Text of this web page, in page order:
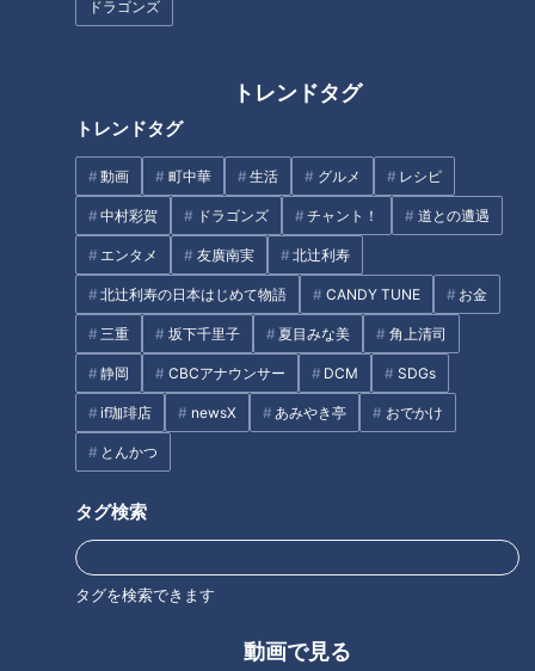
ドラゴンズ
トレンドタグ
トレンドタグ
動画 町中華 生活 グルメ レシピ
中村彩賀 ドラゴンズ チャント！ 道との遭遇
エンタメ 友廣南実 北辻利寿
北辻利寿の日本はじめて物語 CANDY TUNE お金
三重 坂下千里子 夏目みな美 角上清司
静岡 CBCアナウンサー DCM SDGs
if珈琲店 newsX あみやき亭 おでかけ
とんかつ
タグ検索
タグを検索できます
動画で見る
激！グラビアアイドル・三田悠
貴の軽トラ本州縦断の旅
サウナも工芸手作り体験も“なま
はげ”尽くし！グラビアアイド
ル・三田悠貴の軽トラ本州縦断
女性アナのランチが意外すぎ
る！？“頑張りすぎない”ごはん
術と働くママの知恵
タグ
チャント！ マヂカルラブリー
2000人に1人しか注文しない幻